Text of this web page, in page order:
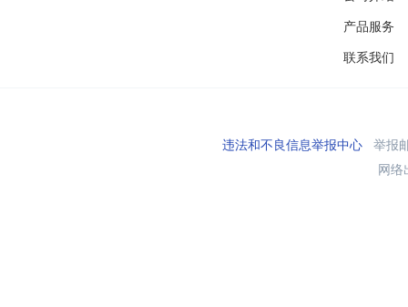
产品服务
联系我们
违法和不良信息举报中心举报
网